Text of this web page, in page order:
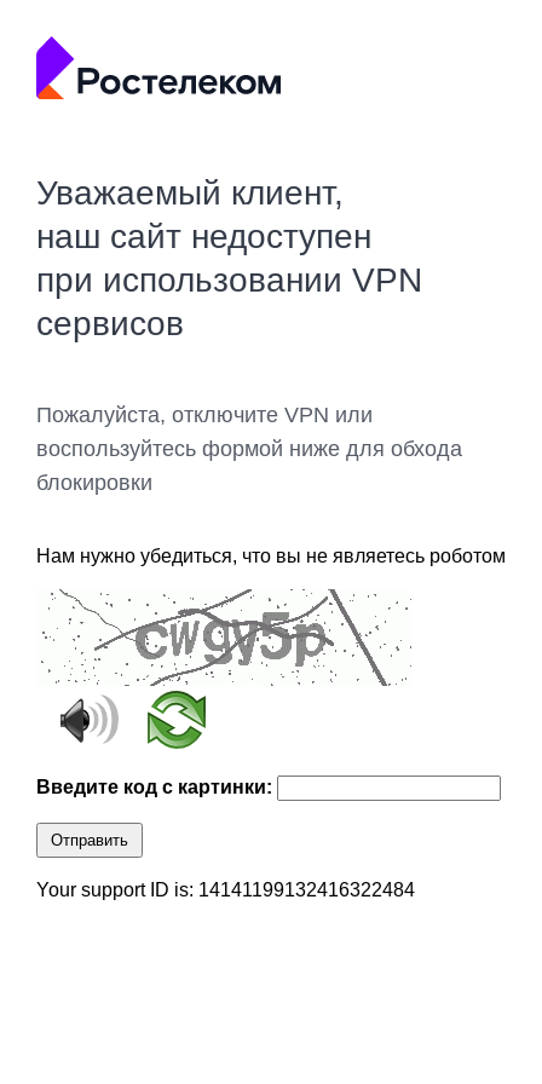
Уважаемый клиент,
наш сайт недоступен
при использовании VPN
сервисов
Пожалуйста, отключите VPN или
воспользуйтесь формой ниже для обхода
блокировки
Нам нужно убедиться, что вы не являетесь роботом
Введите код с картинки:
Отправить
Your support ID is: 14141199132416322484